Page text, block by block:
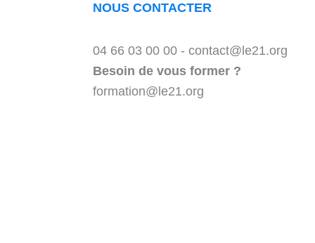
NOUS CONTACTER
04 66 03 00 00 - contact@le21.org
Besoin de vous former ?
formation@le21.org